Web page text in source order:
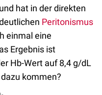
hat in der direkten
Peritonismus
einmal eine
Ergebnis ist
Hb-Wert auf 8,4 g/dL
kommen?